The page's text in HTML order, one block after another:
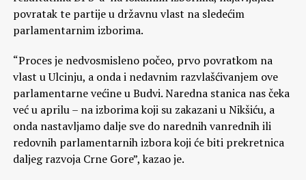
povratak te partije u državnu vlast na sledećim
parlamentarnim izborima.
“Proces je nedvosmisleno počeo, prvo povratkom na
vlast u Ulcinju, a onda i nedavnim razvlašćivanjem ove
parlamentarne većine u Budvi. Naredna stanica nas čeka
već u aprilu – na izborima koji su zakazani u Nikšiću, a
onda nastavljamo dalje sve do narednih vanrednih ili
redovnih parlamentarnih izbora koji će biti prekretnica
daljeg razvoja Crne Gore”, kazao je.